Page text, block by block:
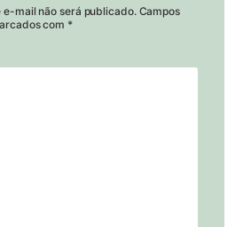
e-mail não será publicado. Campos
com *